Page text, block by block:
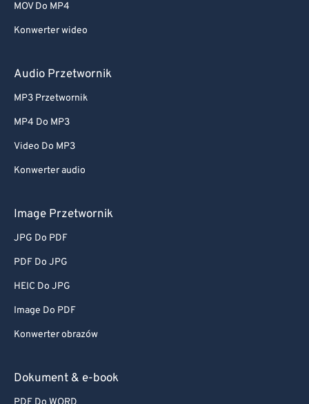
MOV Do MP4
Konwerter wideo
Audio Przetwornik
MP3 Przetwornik
MP4 Do MP3
Video Do MP3
Konwerter audio
Image Przetwornik
JPG Do PDF
PDF Do JPG
HEIC Do JPG
Image Do PDF
Konwerter obrazów
Dokument & e-book